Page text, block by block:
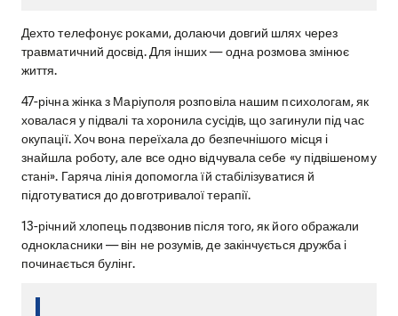
Дехто телефонує роками, долаючи довгий шлях через
травматичний досвід. Для інших — одна розмова змінює
життя.
47-річна жінка з Маріуполя розповіла нашим психологам, як
ховалася у підвалі та хоронила сусідів, що загинули під час
окупації. Хоч вона переїхала до безпечнішого місця і
знайшла роботу, але все одно відчувала себе «у підвішеному
стані». Гаряча лінія допомогла їй стабілізуватися й
підготуватися до довготривалої терапії.
13-річний хлопець подзвонив після того, як його ображали
однокласники — він не розумів, де закінчується дружба і
починається булінг.